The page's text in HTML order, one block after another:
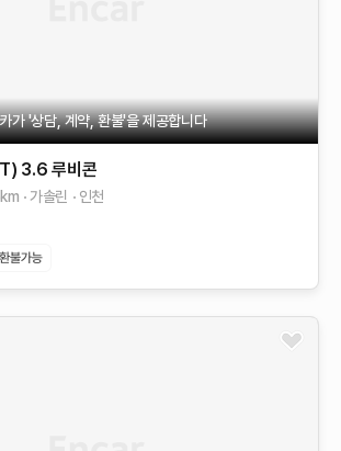
가 '상담, 계약, 환불'을 제공합니다
3.6 루비콘
km 가솔린 인천